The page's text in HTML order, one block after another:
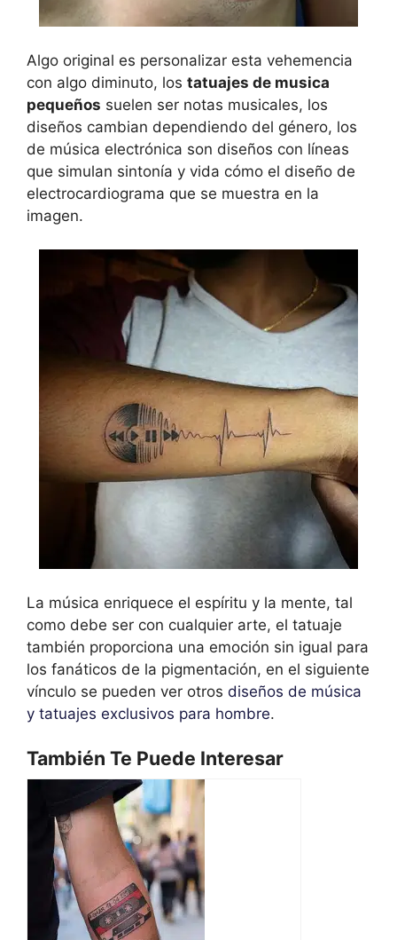
Algo original es personalizar esta vehemencia
con algo diminuto, los tatuajes de musica
pequeños suelen ser notas musicales, los
diseños cambian dependiendo del género, los
de música electrónica son diseños con líneas
que simulan sintonía y vida cómo el diseño de
electrocardiograma que se muestra en la
imagen.
La música enriquece el espíritu y la mente, tal
como debe ser con cualquier arte, el tatuaje
también proporciona una emoción sin igual para
los fanáticos de la pigmentación, en el siguiente
vínculo se pueden ver otros diseños de música
y tatuajes exclusivos para hombre.
También Te Puede Interesar